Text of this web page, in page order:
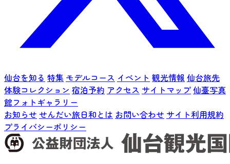
仙台を知る 特集 モデルコース イベント 観光情報 仙台旅先
体験コレクション 宿泊予約 アクセス サイトマップ仙臺写真
館フォトギャラリー
お知らせ せんだい旅日和とは お問い合わせ サイト利用規約
プライバシーポリシー